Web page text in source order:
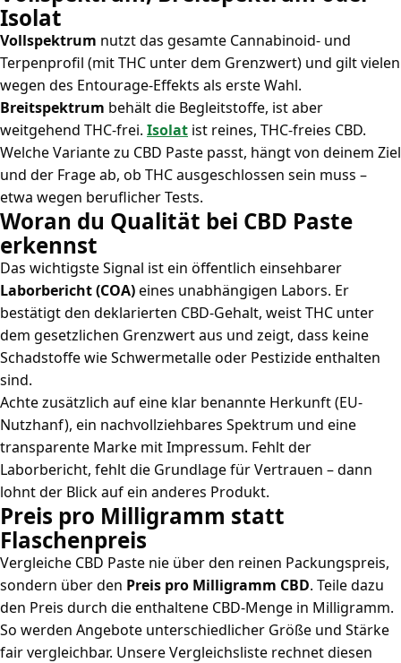
Isolat
Vollspektrum nutzt das gesamte Cannabinoid- und
Terpenprofil (mit THC unter dem Grenzwert) und gilt vielen
wegen des Entourage-Effekts als erste Wahl.
Breitspektrum behält die Begleitstoffe, ist aber
weitgehend THC-frei. Isolat ist reines, THC-freies CBD.
Welche Variante zu CBD Paste passt, hängt von deinem Ziel
und der Frage ab, ob THC ausgeschlossen sein muss –
etwa wegen beruflicher Tests.
Woran du Qualität bei CBD Paste
erkennst
Das wichtigste Signal ist ein öffentlich einsehbarer
Laborbericht (COA)eines unabhängigen Labors. Er
bestätigt den deklarierten CBD-Gehalt, weist THC unter
dem gesetzlichen Grenzwert aus und zeigt, dass keine
Schadstoffe wie Schwermetalle oder Pestizide enthalten
sind.
Achte zusätzlich auf eine klar benannte Herkunft (EU-
Nutzhanf), ein nachvollziehbares Spektrum und eine
transparente Marke mit Impressum. Fehlt der
Laborbericht, fehlt die Grundlage für Vertrauen – dann
lohnt der Blick auf ein anderes Produkt.
Preis pro Milligramm statt
Flaschenpreis
Vergleiche CBD Paste nie über den reinen Packungspreis,
sondern über den Preis pro Milligramm CBD. Teile dazu
den Preis durch die enthaltene CBD-Menge in Milligramm.
So werden Angebote unterschiedlicher Größe und Stärke
fair vergleichbar. Unsere Vergleichsliste rechnet diesen